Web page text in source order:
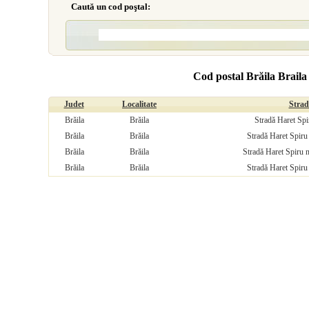
Caută un cod poştal:
Cod postal Brăila
Judet Localitate
Brăila
Brăila
Stradă Haret
Brăila
Brăila
Stradă Haret
Brăila
Brăila
Stradă Haret Spiru
Brăila
Brăila Stradă Haret